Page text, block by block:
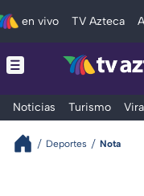
en vivo TV Azteca
Noticias Turismo
Deportes Nota